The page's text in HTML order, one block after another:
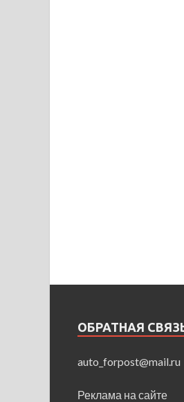
ОБРАТНАЯ
auto_forpost@mail.ru
Реклама на сайте